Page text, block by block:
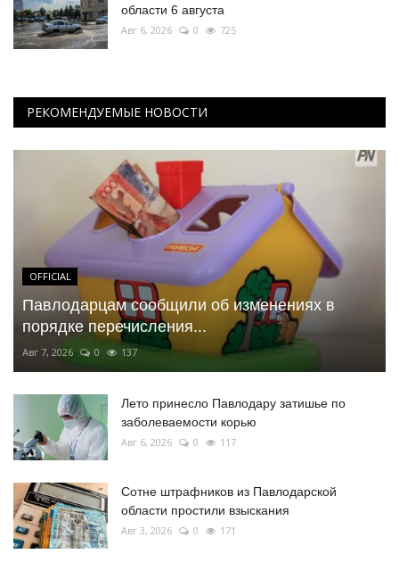
области 6 августа
Авг 6, 2026 0 725
РЕКОМЕНДУЕМЫЕ НОВОСТИ
OFFICIAL
Павлодарцам сообщили об изменениях в
порядке перечисления...
Авг 7, 2026 0 137
Лето принесло Павлодару затишье по
заболеваемости корью
Авг 6, 2026 0 117
Сотне штрафников из Павлодарской
области простили взыскания
Авг 3, 2026 0 171